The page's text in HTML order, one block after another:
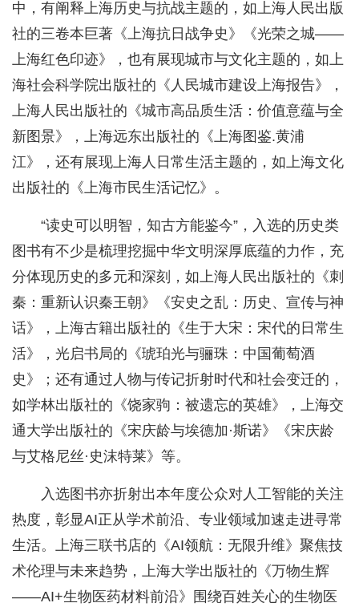
中，有阐释上海‌历史与抗战主题的，如上海人民出版
社的三卷本巨著‌《上海抗日战争史》‌《光荣之城——
上海红色印迹》，也有展现‌城市与文化主题的，如上
海社会科学院出版社的‌《人民城市建设上海报告》，
上海人民出版社的‌《城市高品质生活：价值意蕴与全
新图景》，上海远东出版社的《上海图鉴.黄浦
江》，还有展现上海人日常生活主题的，如上海文化
出版社的《上海市民生活记忆》。
“读史可以明智，知古方能鉴今”，入选的历史类
图书有不少是梳理挖掘中华文明深厚底蕴的力作，充
分体现历史的多元和深刻，如上海人民出版社的《刺
秦：重新认识秦王朝》《安史之乱：历史、宣传与神
话》，上海古籍出版社的《生于大宋：宋代的日常生
活》，光启书局的《琥珀光与骊珠：中国葡萄酒
史》；还有通过‌人物与传记折射时代和社会变迁的，
如学林出版社的‌《饶家驹：被遗忘的英雄》‌，上海交
通大学出版社的‌《宋庆龄与埃德加·斯诺》‌《宋庆龄
与艾格尼丝·史沫特莱》等。
入选图书亦折射出本年度公众对人工智能的关注
热度，彰显AI正从学术前沿、专业领域加速走进寻常
生活。上海三联书店的《AI领航：无限升维》聚焦技
术伦理与未来趋势，上海大学出版社的《万物生辉
——AI+生物医药材料前沿》围绕百姓关心的生物医